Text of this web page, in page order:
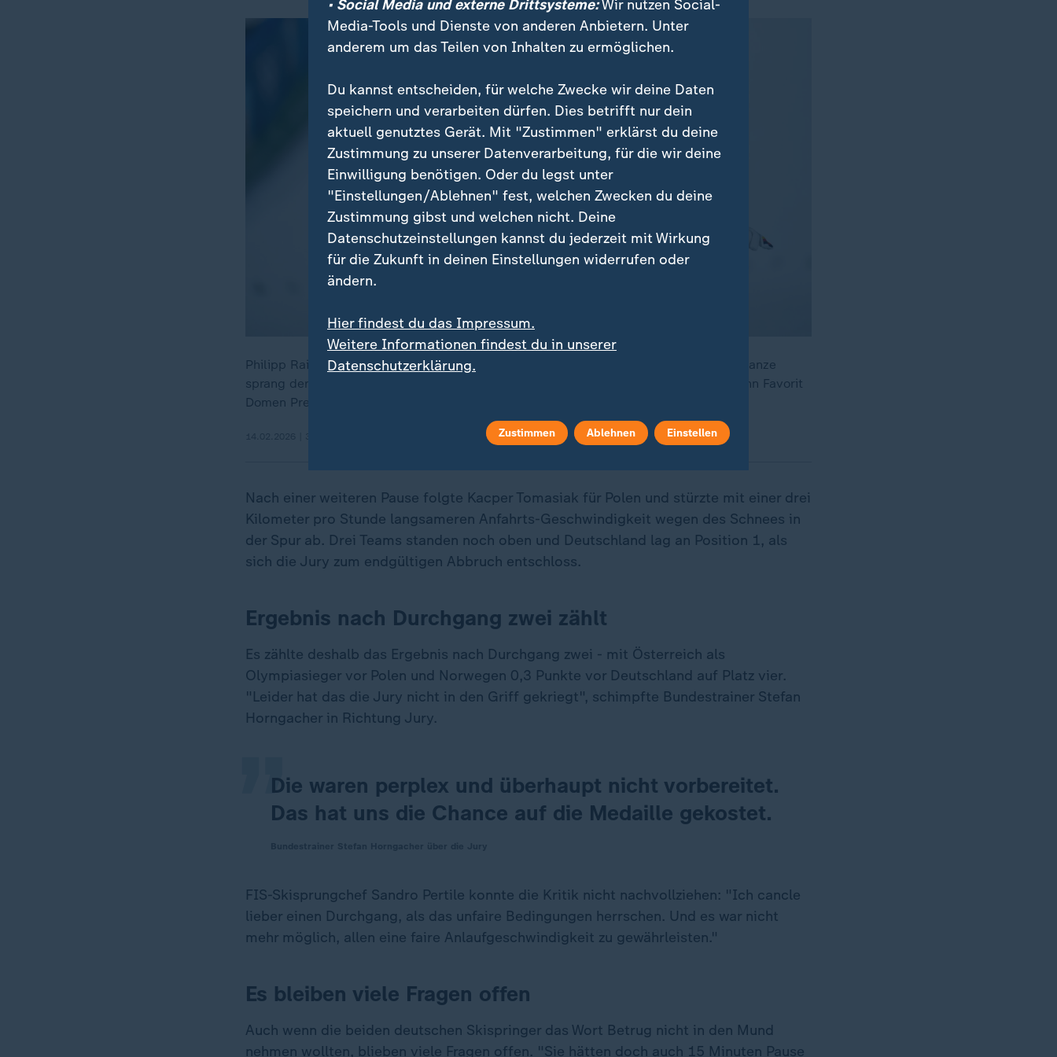
Philipp Raimund hat die zweite Olympia-Medaille deutlich verpasst. Auf der Großschanze
sprang der Olympiasieger von der Normalschanze auf den neunten Platz. Gold gewann Favorit
Domen Prevc.
Nach einer weiteren Pause folgte Kacper Tomasiak für Polen und stürzte mit einer drei
Kilometer pro Stunde langsameren Anfahrts-Geschwindigkeit wegen des Schnees in
der Spur ab. Drei Teams standen noch oben und Deutschland lag an Position 1, als
sich die Jury zum endgültigen Abbruch entschloss.
Ergebnis nach Durchgang zwei zählt
Es zählte deshalb das Ergebnis nach Durchgang zwei - mit Österreich als
Olympiasieger vor Polen und Norwegen 0,3 Punkte vor Deutschland auf Platz vier.
"Leider hat das die Jury nicht in den Griff gekriegt", schimpfte Bundestrainer Stefan
Horngacher in Richtung Jury.
Die waren perplex und überhaupt nicht vorbereitet.
Das hat uns die Chance auf die Medaille gekostet.
„
FIS-Skisprungchef Sandro Pertile konnte die Kritik nicht nachvollziehen: "Ich cancle
lieber einen Durchgang, als das unfaire Bedingungen herrschen. Und es war nicht
mehr möglich, allen eine faire Anlaufgeschwindigkeit zu gewährleisten."
Es bleiben viele Fragen offen
Auch wenn die beiden deutschen Skispringer das Wort Betrug nicht in den Mund
nehmen wollten, blieben viele Fragen offen. "Sie hätten doch auch 15 Minuten Pause
• Social Media und externe Drittsysteme:Wir nutzen Social-
Media-Tools und Dienste von anderen Anbietern. Unter
anderem um das Teilen von Inhalten zu ermöglichen.
Du kannst entscheiden, für welche Zwecke wir deine Daten
speichern und verarbeiten dürfen. Dies betrifft nur dein
aktuell genutztes Gerät. Mit "Zustimmen" erklärst du deine
Zustimmung zu unserer Datenverarbeitung, für die wir deine
Einwilligung benötigen. Oder du legst unter
"Einstellungen/Ablehnen" fest, welchen Zwecken du deine
Zustimmung gibst und welchen nicht. Deine
Datenschutzeinstellungen kannst du jederzeit mit Wirkung
für die Zukunft in deinen Einstellungen widerrufen oder
ändern.
Hier findest du das Impressum.
Weitere Informationen findest du in unserer
Datenschutzerklärung.
Zustimmen Ablehnen Einstellen